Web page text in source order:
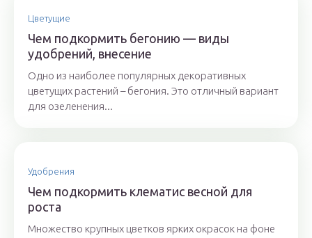
Цветущие
Чем подкормить бегонию — виды
удобрений, внесение
Одно из наиболее популярных декоративных
цветущих растений – бегония. Это отличный вариант
для озеленения...
Удобрения
Чем подкормить клематис весной для
роста
Множество крупных цветков ярких окрасок на фоне